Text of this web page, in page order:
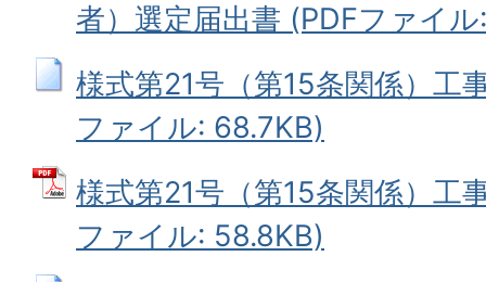
者）選定届出書 (PDFファイ
様式第21号（第15条関係）工
ファイル: 68.7KB)
様式第21号（第15条関係）工
ファイル: 58.8KB)